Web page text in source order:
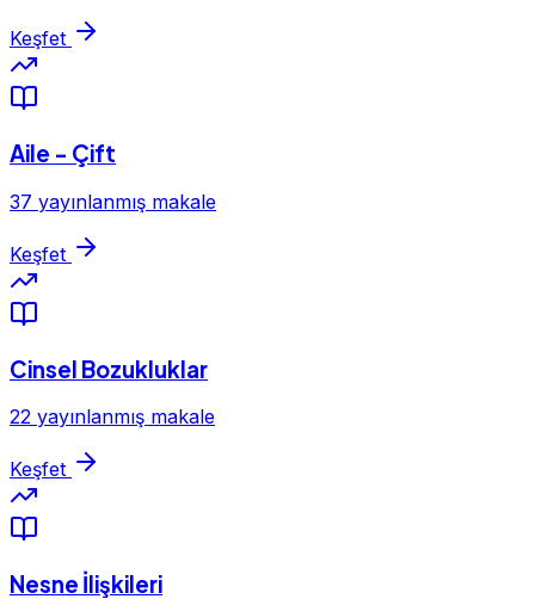
Keşfet
Aile - Çift
37 yayınlanmış makale
Keşfet
Cinsel Bozukluklar
22 yayınlanmış makale
Keşfet
Nesne İlişkileri